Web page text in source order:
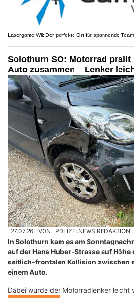
Lasergame Wil: Der perfekte Ort für spannende
Solothurn SO: Motorrad prallt
Auto zusammen – Lenker
27.07.26 VON POLIZEI.NEWS REDAKTION
In Solothurn kam es am
auf der Hans Huber-Strasse auf Höhe
seitlich-frontalen Kollision zwischen
einem Auto.
Dabei wurde der Motorradlenker leicht